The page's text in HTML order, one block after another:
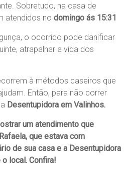
Sobretudo, na casa de
atendidos nodomingo ás 15:31
o ocorrido pode danificar
atrapalhar a vida dos
à métodos caseiros que
Então, para não correr
Desentupidora em Valinhos.
um atendimento que
Rafaela, que estava com
de sua casa e a Desentupidora
local. Confira!